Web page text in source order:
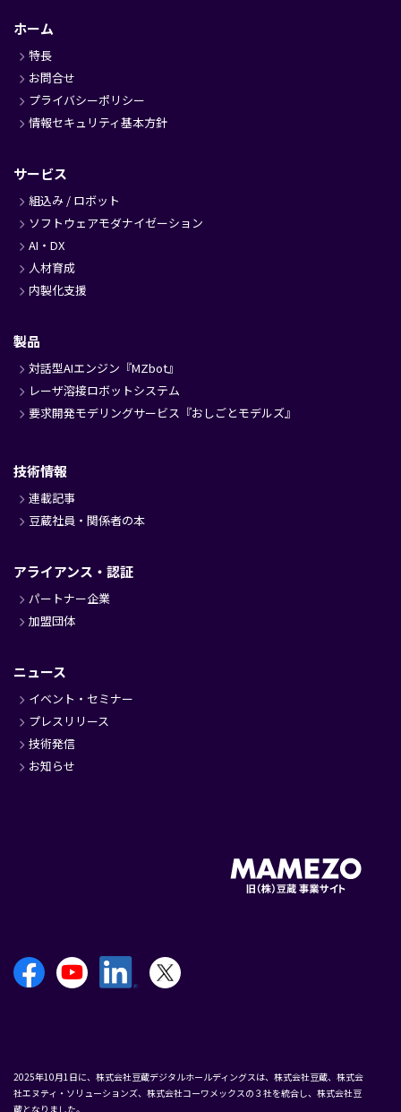
ッ
タ
ー
ホーム
特長
お問合せ
プライバシーポリシー
情報セキュリティ基本方針
サービス
組込み / ロボット
ソフトウェアモダナイゼーション
AI・DX
人材育成
内製化支援
製品
対話型AIエンジン『MZbot』
レーザ溶接ロボットシステム
要求開発モデリングサービス『おしごとモデルズ』
技術情報
連載記事
豆蔵社員・関係者の本
アライアンス・認証
パートナー企業
加盟団体
ニュース
イベント・セミナー
プレスリリース
技術発信
お知らせ
2025年10月1日に、株式会社豆蔵デジタルホールディングスは、株式会社豆蔵、株式会
社エヌティ・ソリューションズ、株式会社コーワメックスの３社を統合し、株式会社豆
蔵となりました。